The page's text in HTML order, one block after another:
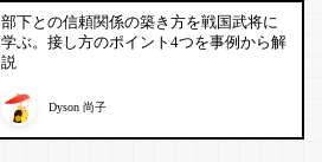
部下との信頼関係の築き方を戦国武将に
学ぶ。接し方のポイント4つを事例から解
説
Dyson 尚子